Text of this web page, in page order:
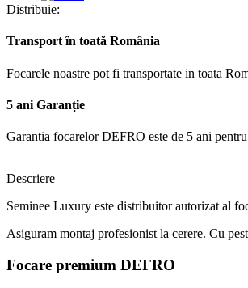
Distribuie:
Transport în toată România
Focarele noastre pot fi transportate in toata
5 ani Garanție
Garantia focarelor DEFRO este de 5 ani
Descriere
Seminee Luxury este distribuitor autorizat al
Asiguram montaj profesionist la cerere. Cu
Focare premium DEFRO